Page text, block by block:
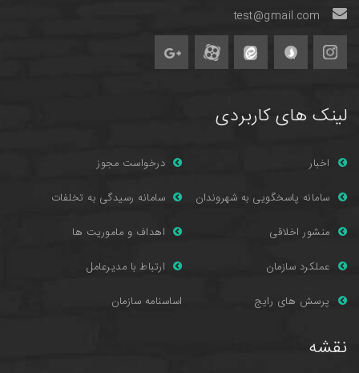
test@gmail.com
لینک های کاربردی
اخبار
درخواست مجوز
سامانه پاسخگویی به شهروندان
سامانه رسیدگی به تخلفات
منشور اخلاقی
اهداف و ماموریت ها
عملکرد سازمان
ارتباط با مدیرعامل
پرسش های رایج اساسنامه سازمان
نقشه